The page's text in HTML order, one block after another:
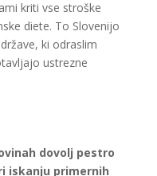
kriti vse stroške
diete. To Slovenijo
ki odraslim
ustrezne
dovolj pestro
iskanju primernih